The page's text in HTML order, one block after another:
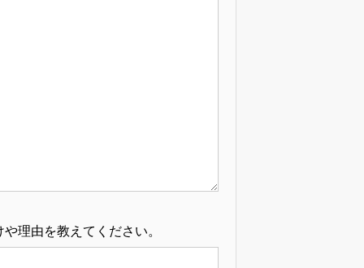
理由を教えてください。